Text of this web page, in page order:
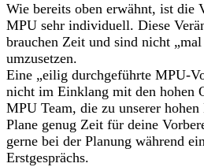
Wie bereits oben erwähnt, ist die
MPU sehr individuell. Diese
brauchen Zeit und sind nicht
umzusetzen.
Eine „eilig durchgeführte MPU-
nicht im Einklang mit den hohen
MPU Team, die zu unserer hohen
Plane genug Zeit für deine
gerne bei der Planung während
Erstgesprächs.